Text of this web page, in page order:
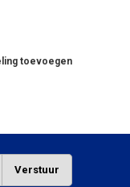
toevoegen
Verstuur